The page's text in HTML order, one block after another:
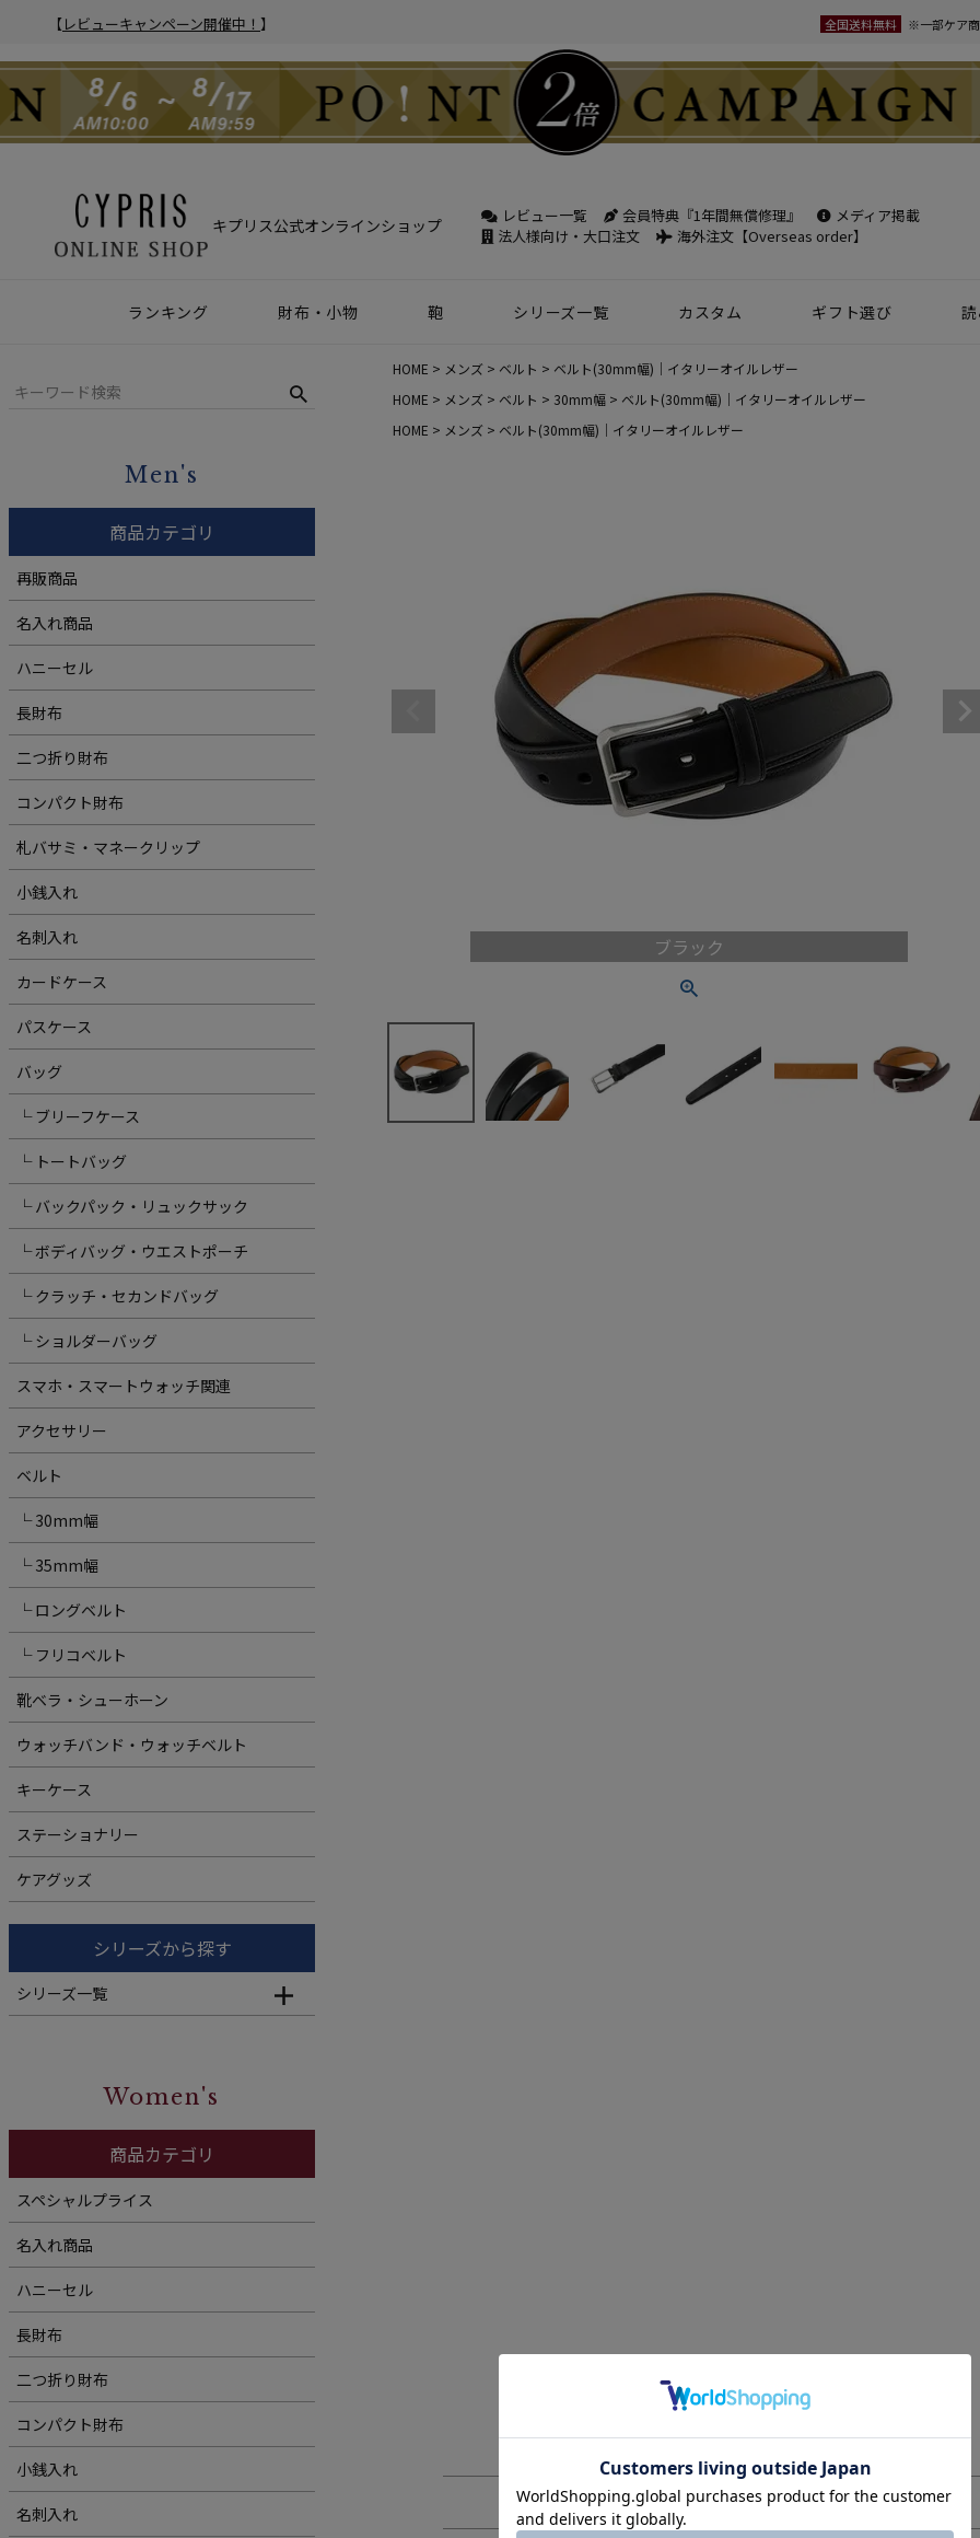
【 レビューキャンペーン開催中！ 】 全国送料無料 ※一部ケア
キプリス公式オンラインショップ レビュー一覧 会員特典『1年間無償修理』
メディア掲載
法人様向け・大口注文
海外注文【Overseas order】
検索
ランキング
財布・小物
ハニーセル
名刺入れ
ウィメンズ 名刺入れ
靴ベラ・シューホーン
ウォッチバンド
30mm幅
35mm幅
鞄
シリーズ一覧 カスタム
ギフト選び
Men's
商品カテゴリ
再販商品
名入れ商品
ハニーセル
長財布
二つ折り財布
コンパクト財布
札バサミ・マネークリップ
小銭入れ
名刺入れ
カードケース
パスケース
バッグ
└ ブリーフケース
└ トートバッグ
└ バックパック・リュックサック
└ ボディバッグ・ウエストポーチ
└ クラッチ・セカンドバッグ
└ ショルダーバッグ
スマホ・スマートウォッチ関連
アクセサリー
ベルト
└ 30mm幅
└ 35mm幅
└ ロングベルト
└ フリコベルト
靴ベラ・シューホーン
ウォッチバンド・ウォッチベルト
キーケース
ステーショナリー
ケアグッズ
シリーズから探す
シリーズ一覧
Women's
商品カテゴリ
スペシャルプライス
名入れ商品
ハニーセル
長財布
二つ折り財布
コンパクト財布
小銭入れ
名刺入れ
HOME メンズ ベルト
ベルト(30mm幅)｜イタリーオイルレザー
HOME
メンズ ベルト 30mm幅
ベルト(30mm幅)｜イタリーオイルレザー
HOME
メンズ ベルト(30mm幅)｜イタリーオイルレザー
ブラック
品番 100908